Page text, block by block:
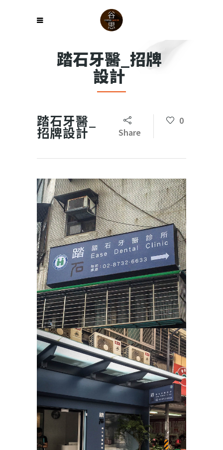
踏石牙醫_招牌
設計
踏石牙醫_
招牌設計 Share
0